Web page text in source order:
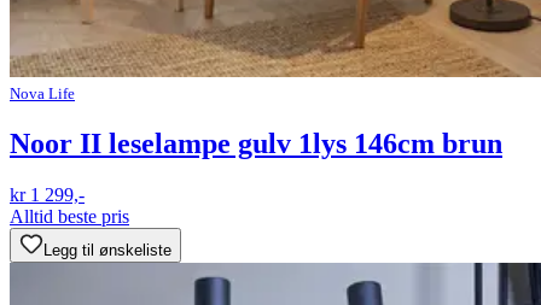
Nova Life
Noor II leselampe gulv 1lys 146cm brun
kr 1 299,-
Alltid beste pris
Legg til ønskeliste